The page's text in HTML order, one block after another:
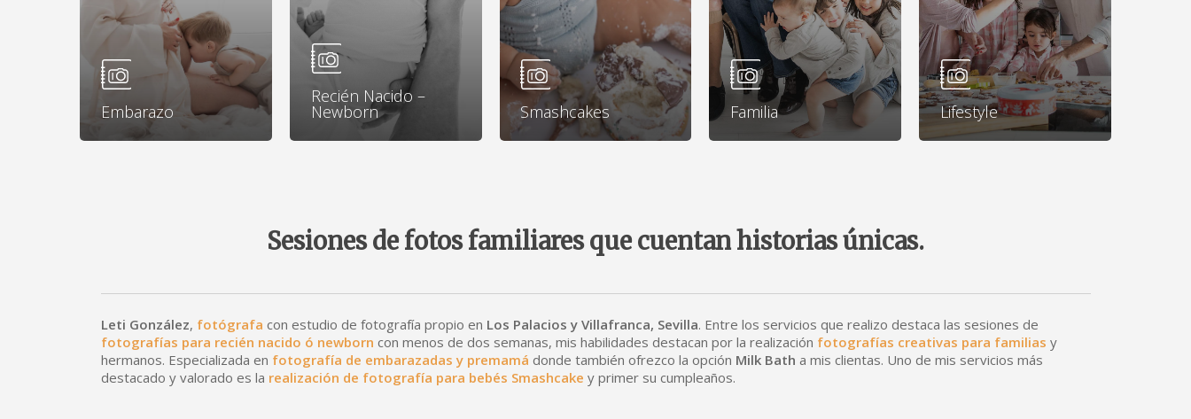
Embarazo
Recién Nacido –
Newborn Smashcakes Familia Lifestyle
Sesiones de fotos familiares que cuentan historias únicas.
Leti González, fotógrafa con estudio de fotografía propio en Los Palacios y Villafranca, Sevilla. Entre los servicios que realizo destaca las sesiones de
fotografías para recién nacido ó newborn con menos de dos semanas, mis habilidades destacan por la realización fotografías creativas para familias y
hermanos. Especializada en fotografía de embarazadas y premamá donde también ofrezco la opción Milk Bath a mis clientas. Uno de mis servicios más
destacado y valorado es la realización de fotografía para bebés Smashcake y primer su cumpleaños.